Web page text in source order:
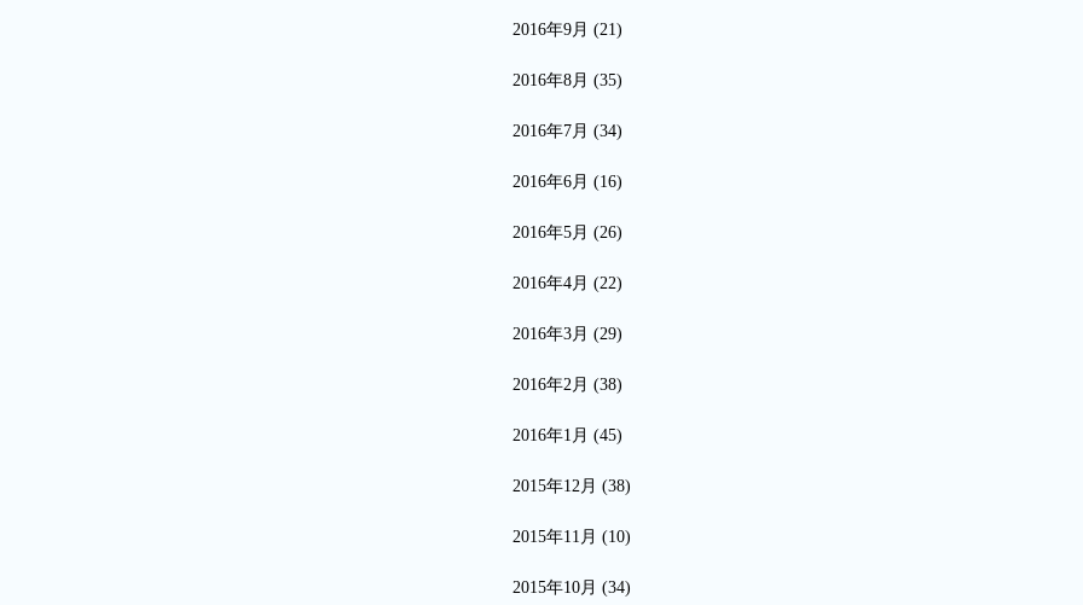
2016年9月 (21)
2016年8月 (35)
2016年7月 (34)
2016年6月 (16)
2016年5月 (26)
2016年4月 (22)
2016年3月 (29)
2016年2月 (38)
2016年1月 (45)
2015年12月 (38)
2015年11月 (10)
2015年10月 (34)